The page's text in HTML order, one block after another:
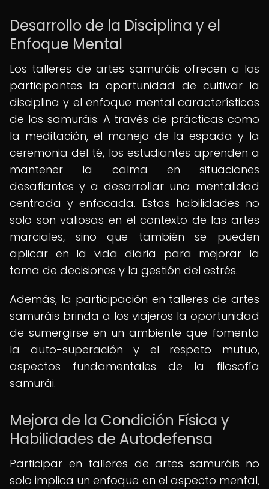
Desarrollo de la Disciplina y el
Enfoque Mental
Los talleres de artes samuráis ofrecen a los
participantes la oportunidad de cultivar la
disciplina y el enfoque mental característicos
de los samuráis. A través de prácticas como
la meditación, el manejo de la espada y la
ceremonia del té, los estudiantes aprenden a
mantener la calma en situaciones
desafiantes y a desarrollar una mentalidad
centrada y enfocada. Estas habilidades no
solo son valiosas en el contexto de las artes
marciales, sino que también se pueden
aplicar en la vida diaria para mejorar la
toma de decisiones y la gestión del estrés.
Además, la participación en talleres de artes
samuráis brinda a los viajeros la oportunidad
de sumergirse en un ambiente que fomenta
la auto-superación y el respeto mutuo,
aspectos fundamentales de la filosofía
samurái.
Mejora de la Condición Física y
Habilidades de Autodefensa
Participar en talleres de artes samuráis no
solo implica un enfoque en el aspecto mental,